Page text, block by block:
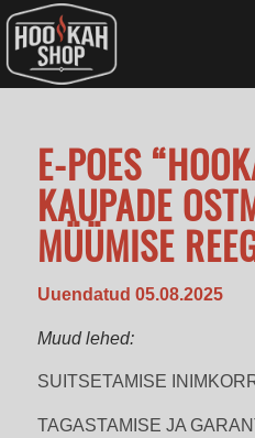
E-POES
KAUPADE
MÜÜMISE
Uuendatud 05.08.2025
Muud lehed:
SUITSETAMISE
TAGASTAMISE JA